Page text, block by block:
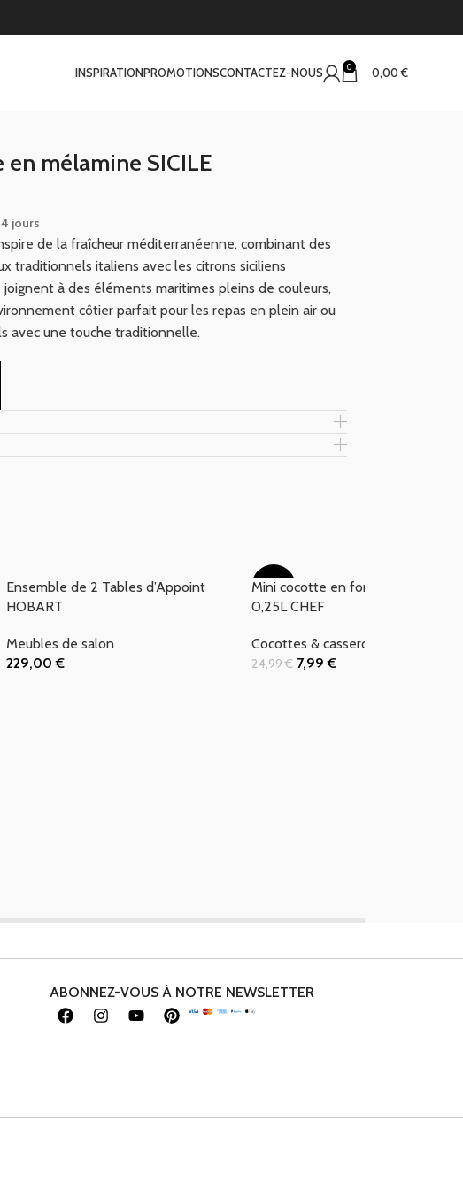
INSPIRATIONPROMOTIONSCONTACTEZ-NOUS 0 0,00€
mélamine SICILE
jours
de la fraîcheur méditerranéenne, combinant des
traditionnels italiens avec les citrons siciliens
joignent à des éléments maritimes pleins de couleurs,
côtier parfait pour les repas en plein air ou
avec une touche traditionnelle.
Ensemble de 2 Tables d’Appoint
HOBART
Meubles de salon
229,00€
-68%
Mini cocotte en fonte Beige
0,25L CHEF
Cocottes & casseroles
24,99€ 7,99€
ABONNEZ-VOUS À NOTRE NEWSLETTER